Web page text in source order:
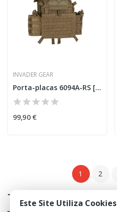
Tags
INVADER GEAR
Porta-placas 6094A-RS [Invader Gear]
99,90 €
1 2
Este Site Utiliza Cookies